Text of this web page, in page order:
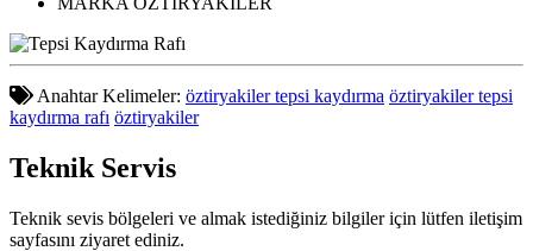
Anahtar Kelimeler: öztiryakiler tepsi kaydırma öztiryakiler tepsi
kaydırma rafı öztiryakiler
Teknik Servis
Teknik sevis bölgeleri ve almak istediğiniz bilgiler için lütfen iletişim
sayfasını ziyaret ediniz.